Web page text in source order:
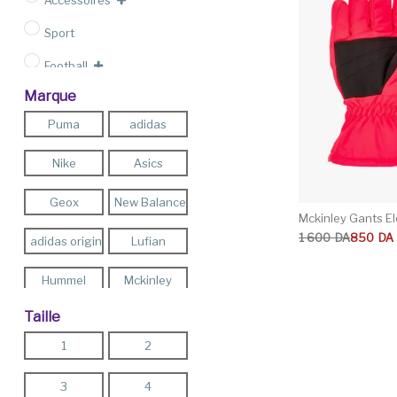
Sport
Football
Outlet
Marque
Puma adidas
Nike Asics
Geox New Balance
adidas originals Lufian
Hummel Mckinley
Pro -Touch
Teddy Smith Firefly
Taille
1 2
3 4
Mckinley Gants
1 600 DA
Le prix initial était :
850 DA
Le prix actuel est :